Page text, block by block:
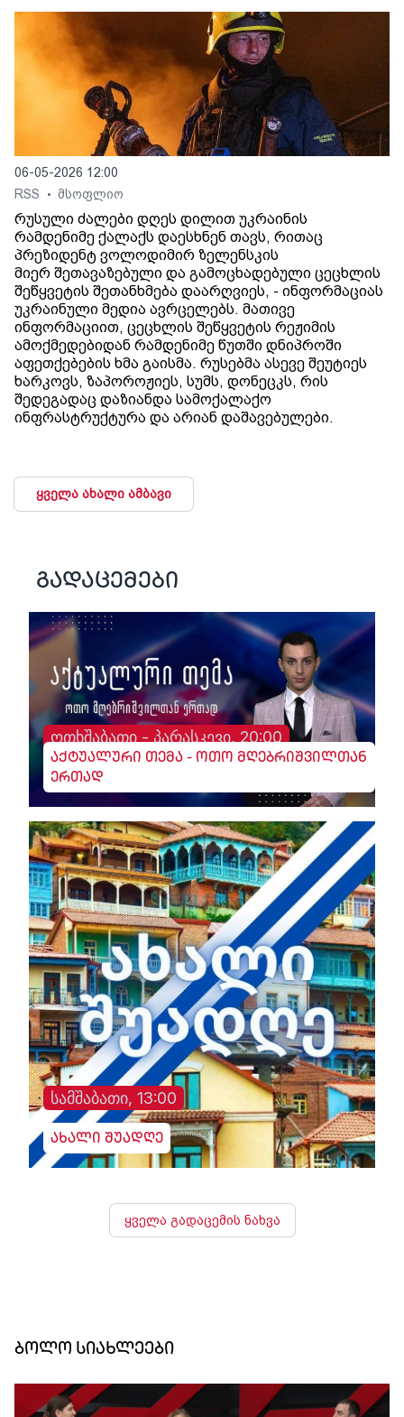
06-05-2026 12:00
RSS
• მსოფლიო
რუსული ძალები დღეს დილით უკრაინის
რამდენიმე ქალაქს დაესხნენ თავს, რითაც
პრეზიდენტ ვოლოდიმირ ზელენსკის
მიერ შეთავაზებული და გამოცხადებული ცეცხლის
შეწყვეტის შეთანხმება დაარღვიეს, - ინფორმაციას
უკრაინული მედია ავრცელებს. მათივე
ინფორმაციით, ცეცხლის შეწყვეტის რეჟიმის
ამოქმედებიდან რამდენიმე წუთში დნიპროში
აფეთქებების ხმა გაისმა. რუსებმა ასევე შეუტიეს
ხარკოვს, ზაპოროჟიეს, სუმს, დონეცკს, რის
შედეგადაც დაზიანდა სამოქალაქო
ინფრასტრუქტურა და არიან დაშავებულები.
ყველა ახალი ამბავი
გადაცემები
ოთხშაბათი - პარასკევი, 20:00
აქტუალური თემა - ოთო მღებრიშვილთან
ერთად
სამშაბათი, 13:00
ახალი შუადღე
ყველა გადაცემის ნახვა
ბოლო სიახლეები